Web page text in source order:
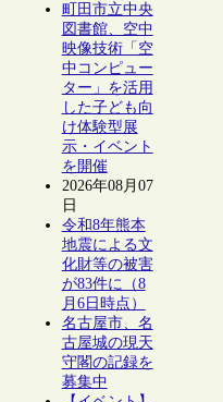
町田市立中央
図書館、空中
映像技術「空
中コンピュー
ター」を活用
した子ども向
け体験型展
示・イベント
を開催
2026年08月07
日
令和8年熊本
地震による文
化財等の被害
が83件に（8
月6日時点）
名古屋市、名
古屋城の現天
守閣の記録を
募集中